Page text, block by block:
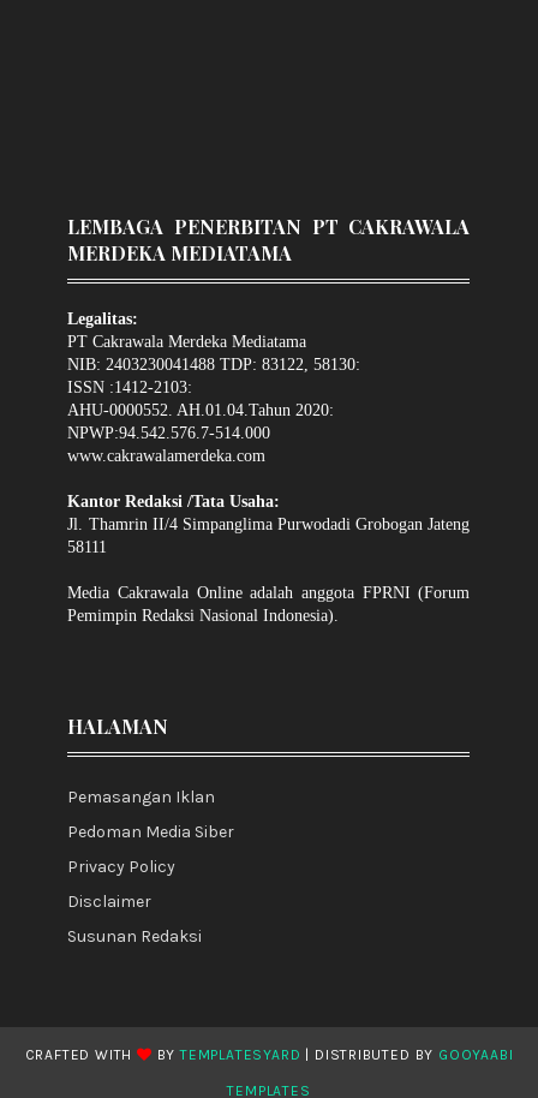
LEMBAGA PENERBITAN PT CAKRAWALA
MERDEKA MEDIATAMA
Legalitas:
PT Cakrawala Merdeka Mediatama
NIB: 2403230041488 TDP: 83122, 58130:
ISSN :1412-2103:
AHU-0000552. AH.01.04.Tahun 2020:
NPWP:94.542.576.7-514.000
www.cakrawalamerdeka.com
Kantor Redaksi /Tata Usaha:
Jl. Thamrin II/4 Simpanglima Purwodadi Grobogan Jateng
58111
Media Cakrawala Online adalah anggota FPRNI (Forum
Pemimpin Redaksi Nasional Indonesia).
HALAMAN
Pemasangan Iklan
Pedoman Media Siber
Privacy Policy
Disclaimer
Susunan Redaksi
CRAFTED WITH BYTEMPLATESYARD | DISTRIBUTED BY GOOYAABI
TEMPLATES